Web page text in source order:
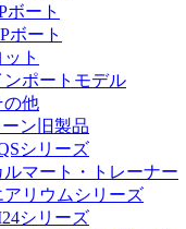
ボート
ボート
ット
ンポートモデル
の他
ン旧製品
シリーズ
ルマート・トレーナー
アリウムシリーズ
シリーズ